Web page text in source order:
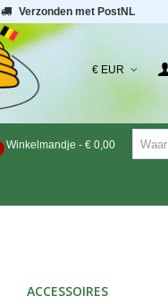
Verzonden met PostNL
€ EUR
Winkelmandje - € 0,00
ACCESSOIRES